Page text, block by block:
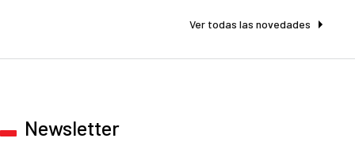
Ver todas las novedades
Newsletter